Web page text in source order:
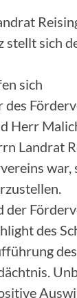
stellt sich
sich
Herr
Landrat
war,
der
des